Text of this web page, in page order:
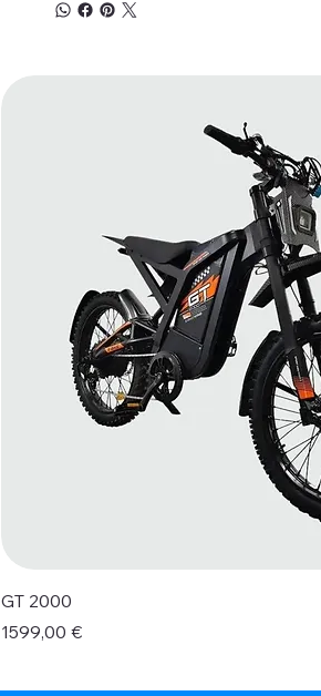
GT 2000
Prezzo
1599,00 €